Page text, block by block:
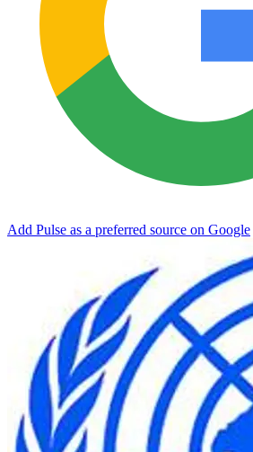
Add Pulse as a preferred source on Google